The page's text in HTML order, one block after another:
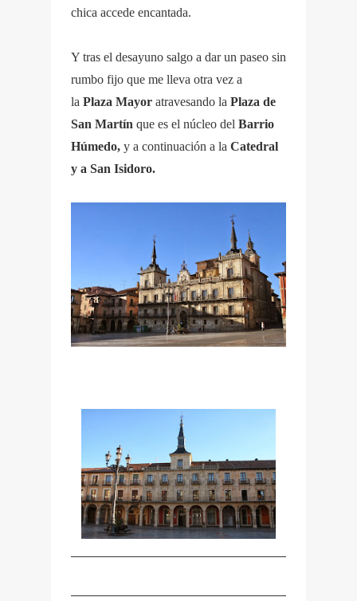
chica accede encantada.
Y tras el desayuno salgo a dar un paseo sin
rumbo fijo que me lleva otra vez a
la Plaza Mayor atravesando la Plaza de
San Martín que es el núcleo del Barrio
Húmedo, y a continuación a la Catedral
y a San Isidoro.